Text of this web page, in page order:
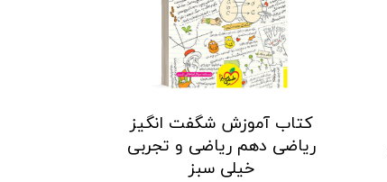
کتاب آموزش شگفت انگیز
ریاضی دهم ریاضی و تجربی
خیلی سبز